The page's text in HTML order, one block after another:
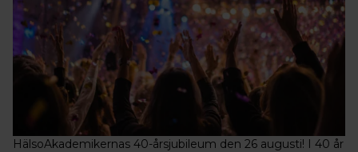
HälsoAkademikernas 40-årsjubileum den 26 augusti! I 40 år